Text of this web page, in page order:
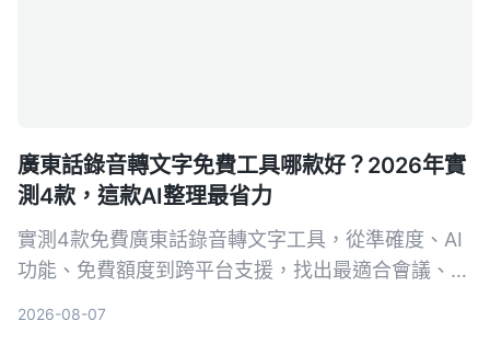
廣東話錄音轉文字免費工具哪款好？2026年實
測4款，這款AI整理最省力
實測4款免費廣東話錄音轉文字工具，從準確度、AI
功能、免費額度到跨平台支援，找出最適合會議、訪
2026-08-07